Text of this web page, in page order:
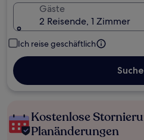
Gäste
2 Reisende, 1 Zimmer
Ich reise geschäftlich
Kostenlose
Planänderungen